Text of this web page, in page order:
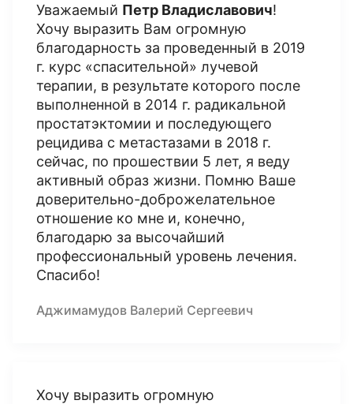
Уважаемый Петр Владиславович!
Хочу выразить Вам огромную
благодарность за проведенный в 2019
г. курс «спасительной» лучевой
терапии, в результате которого после
выполненной в 2014 г. радикальной
простатэктомии и последующего
рецидива с метастазами в 2018 г.
сейчас, по прошествии 5 лет, я веду
активный образ жизни. Помню Ваше
доверительно-доброжелательное
отношение ко мне и, конечно,
благодарю за высочайший
профессиональный уровень лечения.
Спасибо!
Аджимамудов Валерий Сергеевич
Хочу выразить огромную